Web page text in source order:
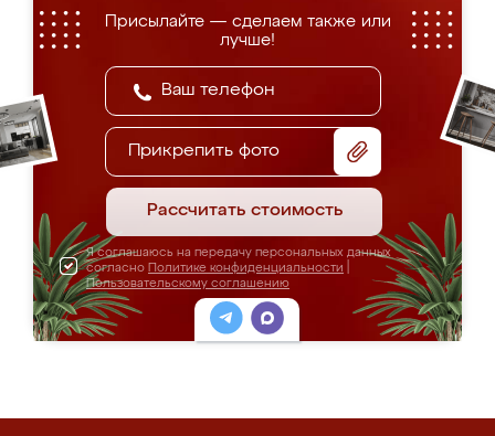
Присылайте — сделаем также или
лучше!
Прикрепить фото
Рассчитать стоимость
Я соглашаюсь на передачу персональных данных
согласно Политике конфиденциальности
Пользовательскому соглашению